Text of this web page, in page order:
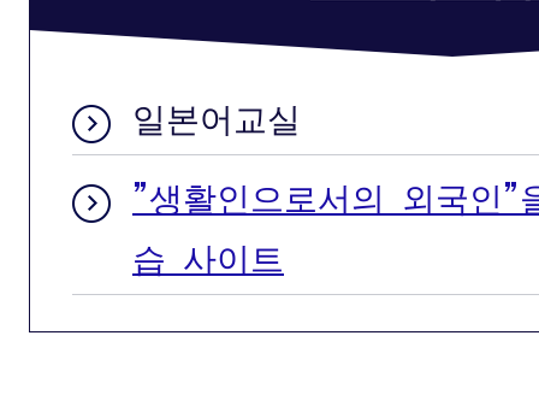
일본어교실
"생활인으로서의 외국인
습 사이트